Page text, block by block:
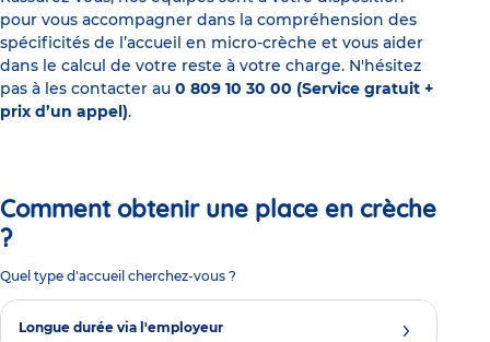
pour vous accompagner dans la compréhension des
spécificités de l’accueil en micro-crèche et vous aider
dans le calcul de votre reste à votre charge. N'hésitez
pas à les contacter au 0 809 10 30 00 (Service gratuit +
prix d’un appel).
Comment obtenir une place en crèche
?
Quel type d'accueil cherchez-vous ?
Longue durée via l'employeur